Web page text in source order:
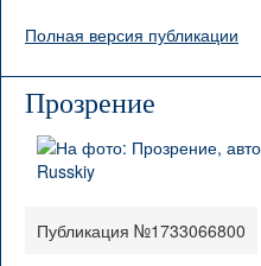
Полная версия публикации
Прозрение
Публикация №1733066800